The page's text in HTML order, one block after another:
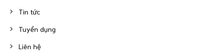
Tin tức
Tuyển dụng
Liên hệ